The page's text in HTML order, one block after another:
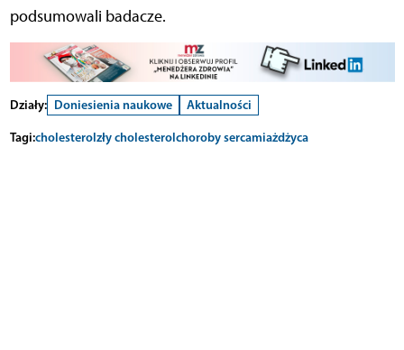
podsumowali badacze.
Działy: Doniesienia naukowe
Aktualności
Tagi:cholesterolzły cholesterolchoroby sercamiażdżyca